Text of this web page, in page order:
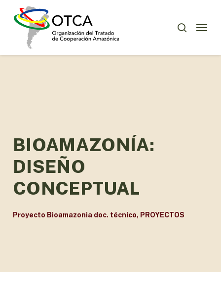
Menu
BIOAMAZONÍA:
DISEÑO
CONCEPTUAL
Proyecto Bioamazonia doc. técnico, PROYECTOS